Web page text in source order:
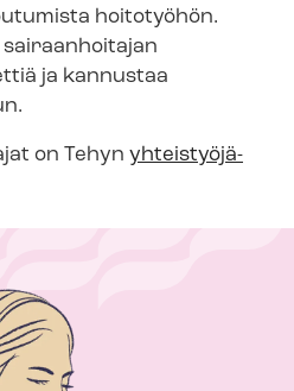
hoitotyöhön.
ja kannustaa
on Tehyn yh­teis­työ­jä­